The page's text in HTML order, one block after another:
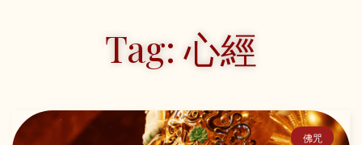
Tag: 心經
佛咒